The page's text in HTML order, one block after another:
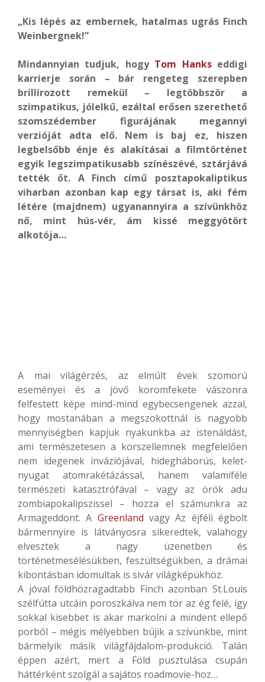
„Kis lépés az embernek, hatalmas ugrás Finch
Weinbergnek!”
Mindannyian tudjuk, hogy Tom Hankseddigi
karrierje során – bár rengeteg szerepben
brillírozott remekül – legtöbbször a
szimpatikus, jólelkű, ezáltal erősen szerethető
szomszédember figurájának megannyi
verzióját adta elő. Nem is baj ez, hiszen
legbelsőbb énje és alakításai a filmtörténet
egyik legszimpatikusabb színészévé, sztárjává
tették őt. A Finch című posztapokaliptikus
viharban azonban kap egy társat is, aki fém
létére (majdnem) ugyanannyira a szívünkhöz
nő, mint hús-vér, ám kissé meggyötört
alkotója…
A mai világérzés, az elmúlt évek szomorú
eseményei és a jövő koromfekete vászonra
felfestett képe mind-mind egybecsengenek azzal,
hogy mostanában a megszokottnál is nagyobb
mennyiségben kapjuk nyakunkba az istenáldást,
ami természetesen a korszellemnek megfelelően
nem idegenek inváziójával, hidegháborús, kelet-
nyugat atomrakétázással, hanem valamiféle
természeti katasztrófával – vagy az örök adu
zombiapokalipszissel – hozza el számunkra az
Armageddont. A Greenland vagy Az éjféli égbolt
bármennyire is látványosra sikeredtek, valahogy
elvesztek a nagy üzenetben és
történetmesélésükben, feszültségükben, a drámai
kibontásban idomultak is sivár világképükhöz.
A jóval földhözragadtabb Finch azonban St.Louis
szélfútta utcáin poroszkálva nem tör az ég felé, így
sokkal kisebbet is akar markolni a mindent ellepő
porból – mégis mélyebben bújik a szívünkbe, mint
bármelyik másik világfájdalom-produkció. Talán
éppen azért, mert a Föld pusztulása csupán
háttérként szolgál a sajátos roadmovie-hoz…